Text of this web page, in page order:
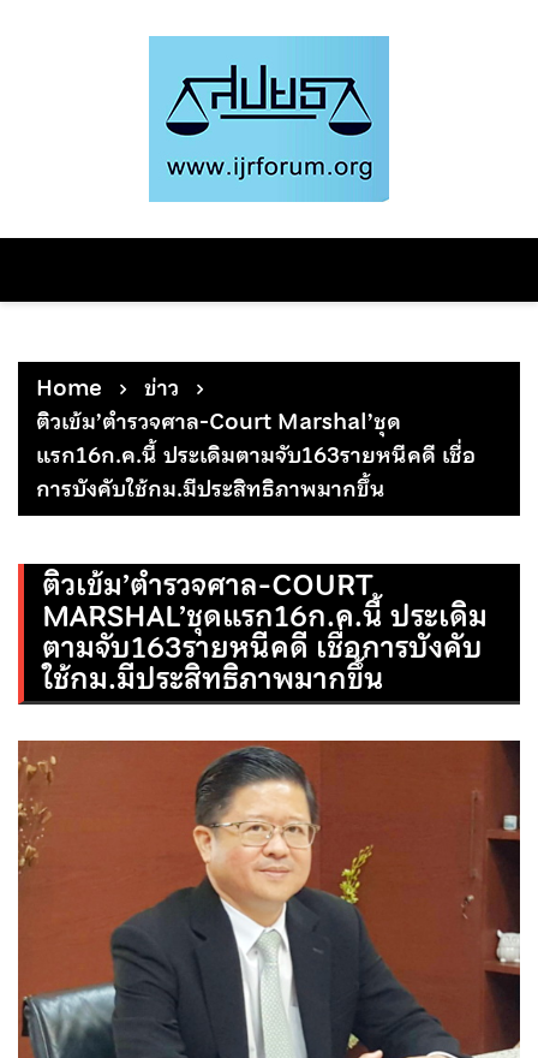
Home
ข่าว
ติวเข้ม’ตำรวจศาล-Court Marshal’ชุด
แรก16ก.ค.นี้ ประเดิมตามจับ163รายหนีคดี เชื่อ
การบังคับใช้กม.มีประสิทธิภาพมากขึ้น
ติวเข้ม’ตำรวจศาล-COURT
MARSHAL’ชุดแรก16ก.ค.นี้ ประเดิม
ตามจับ163รายหนีคดี เชื่อการบังคับ
ใช้กม.มีประสิทธิภาพมากขึ้น